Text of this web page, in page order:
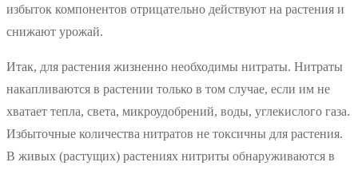
избыток компонентов отрицательно действуют на растения и
снижают урожай.
Итак, для растения жизненно необходимы нитраты. Нитраты
накапливаются в растении только в том случае, если им не
хватает тепла, света, микроудобрений, воды, углекислого газа.
Избыточные количества нитратов не токсичны для растения.
В живых (растущих) растениях нитриты обнаруживаются в